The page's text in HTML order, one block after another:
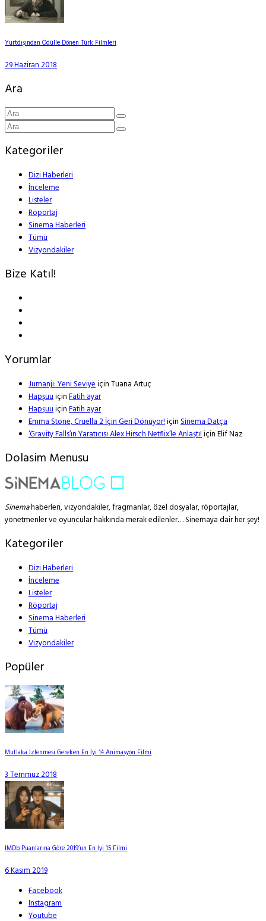
Yurtdışından Ödülle Dönen Türk Filmleri
29 Haziran 2018
Ara
Kategoriler
Dizi Haberleri
İnceleme
Listeler
Röportaj
Sinema Haberleri
Tümü
Vizyondakiler
Bize Katıl!
Yorumlar
Jumanji: Yeni SeviyeiçinTuana Artuç
HapşuuiçinFatih ayar
HapşuuiçinFatih ayar
Emma Stone, Cruella 2 İçin Geri Dönüyor!içinSinema Datça
‘Gravity Falls’ın Yaratıcısı Alex Hirsch Netflix’le Anlaştı!içinElif Naz
Dolasim Menusu
Sinemahaberleri, vizyondakiler, fragmanlar, özel dosyalar, röportajlar,
yönetmenler ve oyuncular hakkında merak edilenler… Sinemaya dair her şey!
Kategoriler
Dizi Haberleri
İnceleme
Listeler
Röportaj
Sinema Haberleri
Tümü
Vizyondakiler
Popüler
Mutlaka İzlenmesi Gereken En İyi 14 Animasyon Filmi
3 Temmuz 2018
IMDb Puanlarına Göre 2019’un En İyi 15 Filmi
6 Kasım 2019
Facebook
Instagram
Youtube